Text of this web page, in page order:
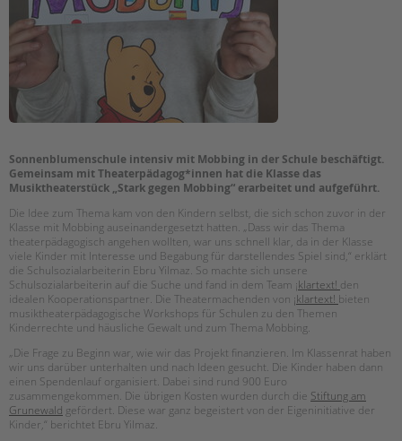
Seminarkalender
Seminarräume
STADTTEILARBEIT
PROFIL | LEITBILD
Kinder- und Jugendschutz
Unsere Videos
Gesellschafter VdK
schoolcoach BTL
tandem international
KARRIERE
Stellenangebote
tandem als Arbeitgeberin
NEWS/BLOG
unkuerzbar
Briefe an Kai
Sonnenblumenschule intensiv mit Mobbing in der Schule beschäftigt.
Gemeinsam mit Theaterpädagog*innen hat die Klasse das
Musiktheaterstück „Stark gegen Mobbing“ erarbeitet und aufgeführt.
Die Idee zum Thema kam von den Kindern selbst, die sich schon zuvor in der
Klasse mit Mobbing auseinandergesetzt hatten. „Dass wir das Thema
theaterpädagogisch angehen wollten, war uns schnell klar, da in der Klasse
viele Kinder mit Interesse und Begabung für darstellendes Spiel sind,“ erklärt
die Schulsozialarbeiterin Ebru Yilmaz. So machte sich unsere
Schulsozialarbeiterin auf die Suche und fand in dem Team ¡klartext! den
idealen Kooperationspartner. Die Theatermachenden von ¡klartext! bieten
musiktheaterpädagogische Workshops für Schulen zu den Themen
Kinderrechte und häusliche Gewalt und zum Thema Mobbing.
„Die Frage zu Beginn war, wie wir das Projekt finanzieren. Im Klassenrat haben
wir uns darüber unterhalten und nach Ideen gesucht. Die Kinder haben dann
einen Spendenlauf organisiert. Dabei sind rund 900 Euro
zusammengekommen. Die übrigen Kosten wurden durch die Stiftung am
Grunewald gefördert. Diese war ganz begeistert von der Eigeninitiative der
Kinder,“ berichtet Ebru Yilmaz.